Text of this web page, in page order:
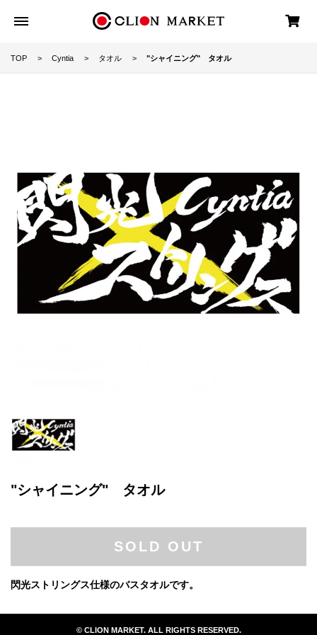
TOP Cyntia タオル "シャイニング" タオル
"シャイニング" タオル
SOLD OUT
閃光ストリングス仕様のバスタオルです。
© CLION MARKET. ALL RIGHTS RESERVED.